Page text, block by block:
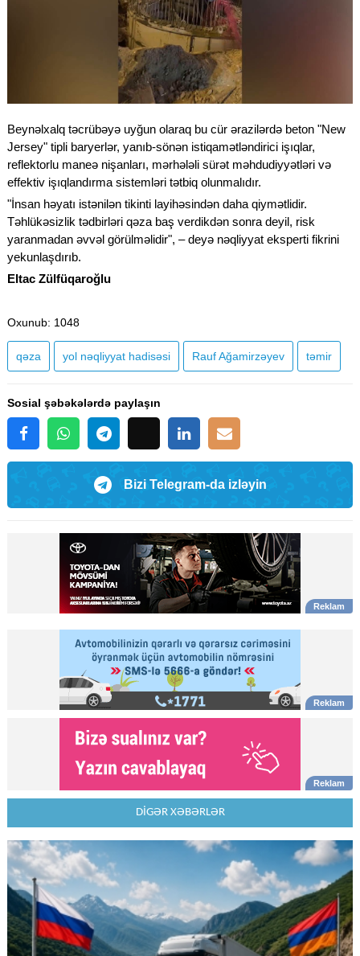
Beynəlxalq təcrübəyə uyğun olaraq bu cür ərazilərdə beton "New
Jersey" tipli baryerlər, yanıb-sönən istiqamətləndirici işıqlar,
reflektorlu maneə nişanları, mərhələli sürət məhdudiyyətləri və
effektiv işıqlandırma sistemləri tətbiq olunmalıdır.
"İnsan həyatı istənilən tikinti layihəsindən daha qiymətlidir.
Təhlükəsizlik tədbirləri qəza baş verdikdən sonra deyil, risk
yaranmadan əvvəl görülməlidir", – deyə nəqliyyat eksperti fikrini
yekunlaşdırıb.
Eltac Zülfüqaroğlu
Oxunub: 1048
qəza yol nəqliyyat hadisəsi Rauf Ağamirzəyev təmir
Sosial şəbəkələrdə paylaşın
Bizi Telegram-da izləyin
DİGƏR XƏBƏRLƏR